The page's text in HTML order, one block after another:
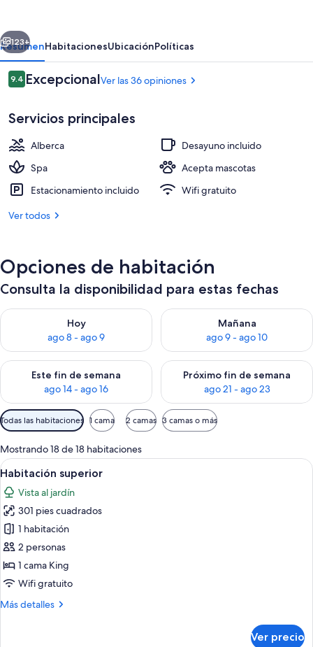
Winery
Bar de playa
Siguiente
123+
ResumenHabitacionesUbicaciónPolíticas
Opiniones
9.49.4 de 10,
ExcepcionalVer las 36 opiniones
Servicios principales
Alberca
Desayuno incluido
Spa
Acepta mascotas
Estacionamiento incluido
Wifi gratuito
Ver todos
Opciones de habitación
Consulta la disponibilidad para estas fechas
Hoy
ago 8 - ago 9
Consulta la disponibilidad para hoy ago 8 - ago 9
Mañana
ago 9 - ago 10
Consulta la disponibilidad
Este fin de semana
ago 14 - ago 16
Consulta la disponibilidad para este fin de semana ago 14 -
Próximo fin de semana
ago 21 - ago 23
Consulta la disponibilidad
Filtros
disponibles
para
las
habitaciones
Todas las habitaciones 1 cama 2 camas 3 camas o más
Mostrando 18 de 18 habitaciones
Abrir
todas
las
fotos
de
Habitación
superior
Un dormitorio con una cama grande,
6
Habitación superior
Vista al jardín
301 pies cuadrados
1 habitación
2 personas
1 cama King
Wifi gratuito
Más detalles
Más
Ver precio